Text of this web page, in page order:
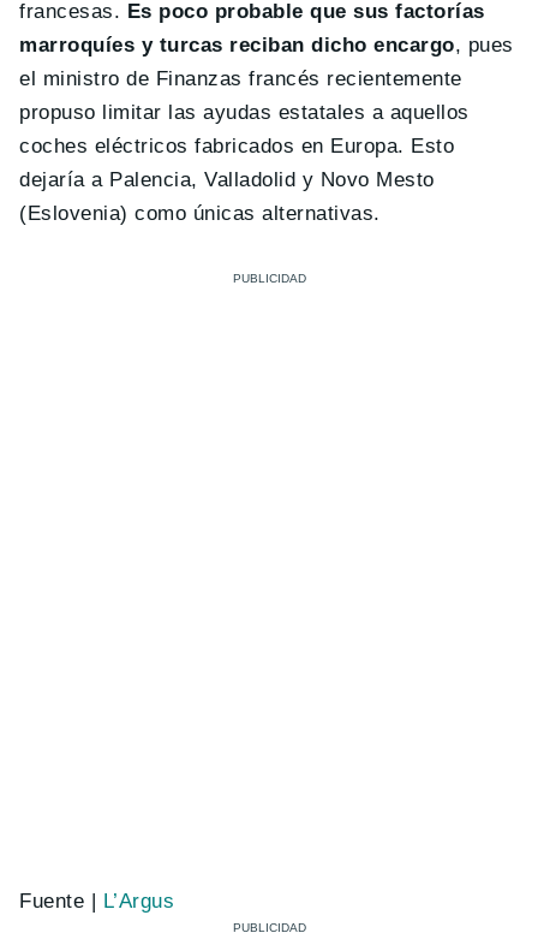
francesas. Es poco probable que sus factorías
marroquíes y turcas reciban dicho encargo, pues
el ministro de Finanzas francés recientemente
propuso limitar las ayudas estatales a aquellos
coches eléctricos fabricados en Europa. Esto
dejaría a Palencia, Valladolid y Novo Mesto
(Eslovenia) como únicas alternativas.
Fuente | L’Argus